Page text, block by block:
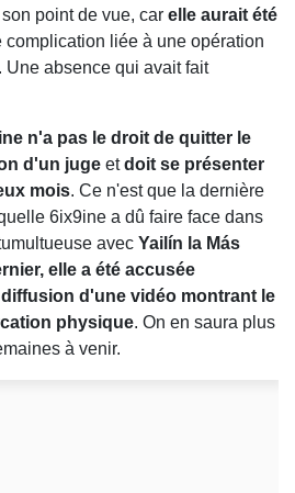
point de vue, car elle aurait été
complication liée à une opération
absence qui avait fait
n'a pas le droit de quitter le
d'un juge etdoit se présenter
mois. Ce n'est que la dernière
6ix9ine a dû faire face dans
avec Yailín la Más
elle a été accusée
d'une vidéo montrant le
physique. On en saura plus
à venir.